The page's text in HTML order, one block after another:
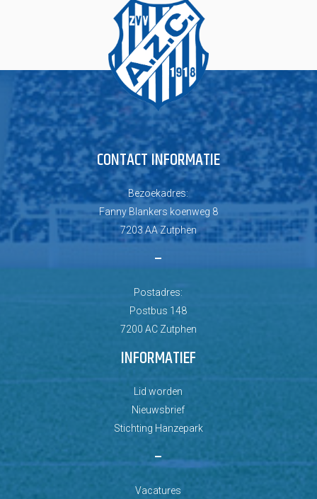
CONTACT INFORMATIE
Bezoekadres:
Fanny Blankers koenweg 8
7203 AA Zutphen
–
Postadres:
Postbus 148
7200 AC Zutphen
INFORMATIEF
Lid worden
Nieuwsbrief
Stichting Hanzepark
–
Vacatures